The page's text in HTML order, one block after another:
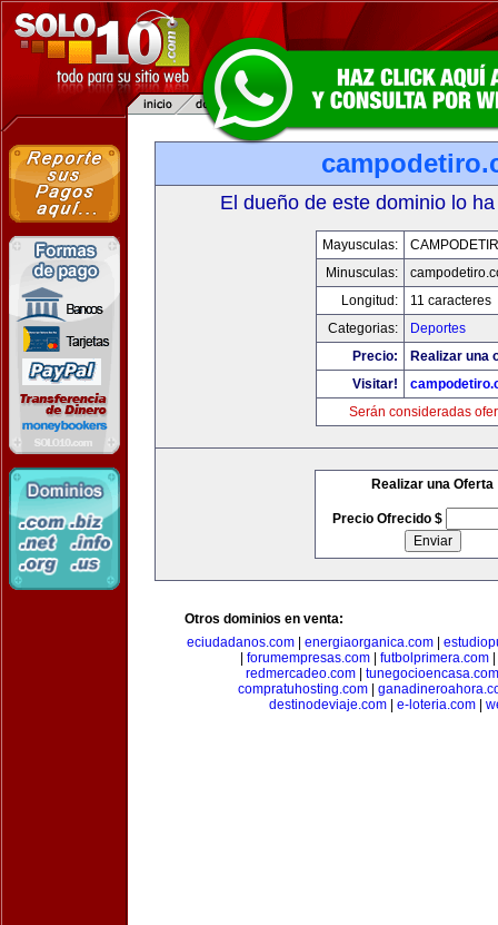
El dueño de este dominio lo
Mayusculas:
Minusculas:
Longitud:
11 caracteres
Categorias:
Deportes
Precio:
Realizar una
Visitar!
Serán consideradas
Realizar una Oferta
Precio Ofrecido $
Otros dominios en venta:
eciudadanos.com| energiaorganica.com|
forumempresas.com futbolprimera.com
redmercadeo.com| tunegocioencasa.com
compratuhosting.com|
destinodeviaje.com
e-loteria.com